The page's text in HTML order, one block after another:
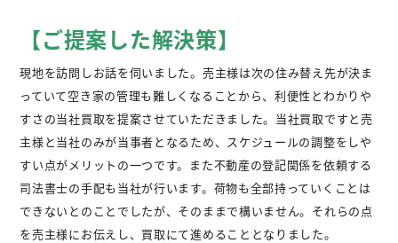
【ご提案した解決策】
現地を訪問しお話を伺いました。売主様は次の住み替え先が決ま
っていて空き家の管理も難しくなることから、利便性とわかりや
すさの当社買取を提案させていただきました。当社買取ですと売
主様と当社のみが当事者となるため、スケジュールの調整をしや
すい点がメリットの一つです。また不動産の登記関係を依頼する
司法書士の手配も当社が行います。荷物も全部持っていくことは
できないとのことでしたが、そのままで構いません。それらの点
を売主様にお伝えし、買取にて進めることとなりました。